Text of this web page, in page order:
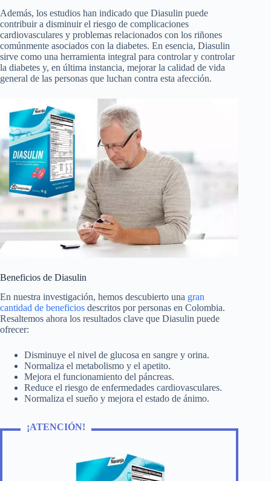
Además, los estudios han indicado que Diasulin puede
contribuir a disminuir el riesgo de complicaciones
cardiovasculares y problemas relacionados con los riñones
comúnmente asociados con la diabetes. En esencia, Diasulin
sirve como una herramienta integral para controlar y controlar
la diabetes y, en última instancia, mejorar la calidad de vida
general de las personas que luchan contra esta afección.
Beneficios de Diasulin
En nuestra investigación, hemos descubierto una gran
cantidad de beneficios descritos por personas en Colombia.
Resaltemos ahora los resultados clave que Diasulin puede
ofrecer:
Disminuye el nivel de glucosa en sangre y orina.
Normaliza el metabolismo y el apetito.
Mejora el funcionamiento del páncreas.
Reduce el riesgo de enfermedades cardiovasculares.
Normaliza el sueño y mejora el estado de ánimo.
¡ATENCIÓN!